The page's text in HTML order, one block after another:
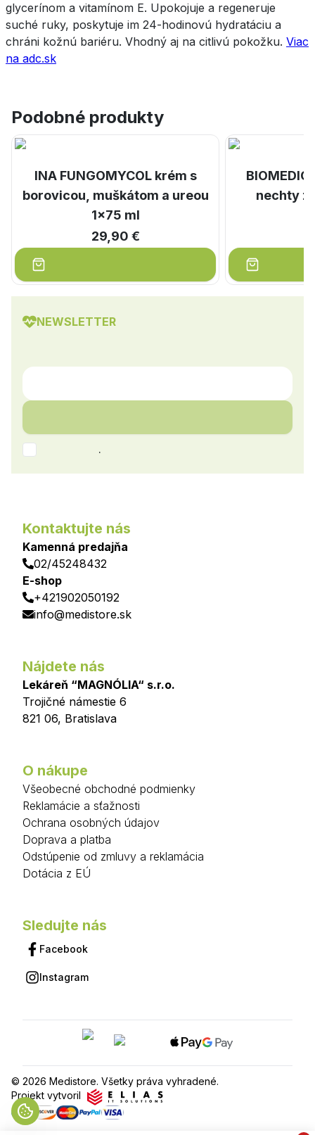
glycerínom a vitamínom E. Upokojuje a regeneruje
suché ruky, poskytuje im 24-hodinovú hydratáciu a
chráni kožnú bariéru. Vhodný aj na citlivú pokožku. Viac
na adc.sk
Podobné produkty
INA FUNGOMYCOL krém s
borovicou, muškátom a ureou
1x75 ml
29,90 €
nechty z
NEWSLETTER
.
Kontaktujte nás
Kamenná predajňa
02/45248432
E-shop
+421902050192
info@medistore.sk
Nájdete nás
Lekáreň “MAGNÓLIA“ s.r.o.
Trojičné námestie 6
821 06, Bratislava
O nákupe
Všeobecné obchodné podmienky
Reklamácie a sťažnosti
Ochrana osobných údajov
Doprava a platba
Odstúpenie od zmluvy a reklamácia
Dotácia z EÚ
Sledujte nás
Facebook
Instagram
© 2026 Medistore. Všetky práva vyhradené.
Projekt vytvoril